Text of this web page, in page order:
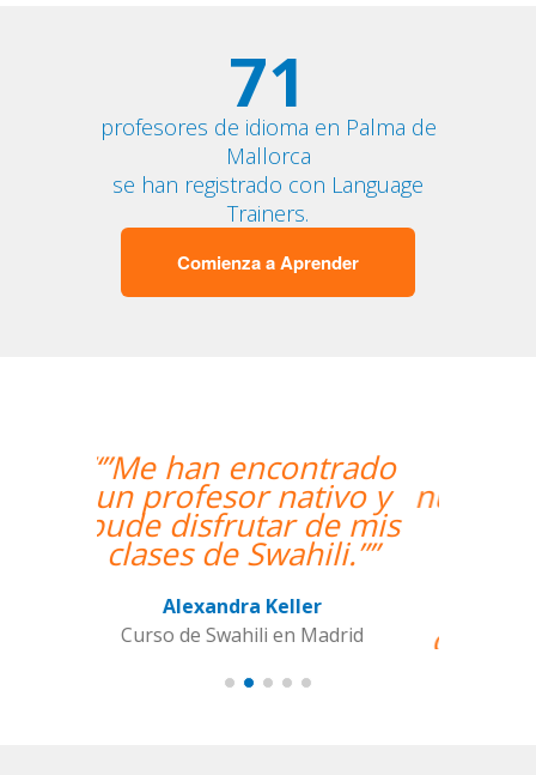
71
profesores de idioma en Palma de
Mallorca
se han registrado con Language
Trainers.
Comienza a Aprender
“”Hemos realizado
nuestra primera clase y
estamos muy
contentos. Nuestra
mujer encantadora,
que nos ha dado una
clase muy dinámica y
entretenida.””